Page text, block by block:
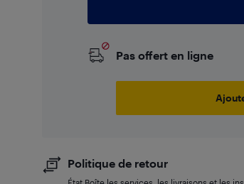
Pas offert en ligne
Politique de retour